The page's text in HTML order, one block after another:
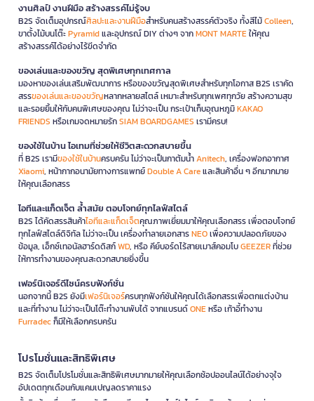
งานศิลป์ งานฝีมือ สร้างสรรค์ไม่รู้จบ
B2S จัดเต็มอุปกรณ์ศิลปะและงานฝีมือสำหรับคนสร้างสรรค์ตัวจริง ทั้งสีไม้Colleen,
ขาตั้งไม้บนโต๊ะPyramidและอุปกรณ์ DIY ต่างๆ จากMONT MARTEให้คุณ
สร้างสรรค์ได้อย่างไร้ขีดจำกัด
ของเล่นและของขวัญ สุดพิเศษทุกเทศกาล
มองหาของเล่นเสริมพัฒนาการ หรือของขวัญสุดพิเศษสำหรับทุกโอกาส B2S เราคัด
สรรของเล่นและของขวัญหลากหลายสไตล์ เหมาะสำหรับทุกเพศทุกวัย สร้างความสุข
และรอยยิ้มให้กับคนพิเศษของคุณ ไม่ว่าจะเป็น กระเป๋าเก็บอุณหภูมิKAKAO
FRIENDS หรือเกมจดหมายรักSIAM BOARDGAMES เรามีครบ!
ของใช้ในบ้าน ไอเทมที่ช่วยให้ชีวิตสะดวกสบายขึ้น
ที่ B2S เรามีของใช้ในบ้านครบครัน ไม่ว่าจะเป็นกาต้มน้ำAnitech, เครื่องฟอกอากาศ
Xiaomi, หน้ากากอนามัยทางการแพทย์Double A Careและสินค้าอื่น ๆ อีกมากมาย
ให้คุณเลือกสรร
ไอทีและแก็ดเจ็ต ล้ำสมัย ตอบโจทย์ทุกไลฟ์สไตล์
B2S ได้คัดสรรสินค้าไอทีและแก็ดเจ็ตคุณภาพเยี่ยมมาให้คุณเลือกสรร เพื่อตอบโจทย์
ทุกไลฟ์สไตล์ดิจิทัล ไม่ว่าจะเป็น เครื่องทำลายเอกสารNEOเพื่อความปลอดภัยของ
ข้อมูล, เอ็กซ์เทอนัลฮาร์ดดิสก์WD, หรือ คีย์บอร์ดไร้สายเมาส์คอมโบGEEZERที่ช่วย
ให้การทำงานของคุณสะดวกสบายยิ่งขึ้น
เฟอร์นิเจอร์ดีไซน์ครบฟังก์ชั่น
นอกจากนี้ B2S ยังมีเฟอร์นิเจอร์ครบทุกฟังก์ชันให้คุณได้เลือกสรรเพื่อตกแต่งบ้าน
และที่ทำงาน ไม่ว่าจะเป็นโต๊ะทำงานพับได้ จากแบรนด์ONEหรือ เก้าอี้ทำงาน
Furradecก็มีให้เลือกครบครัน
โปรโมชั่นและสิทธิพิเศษ
B2S จัดเต็มโปรโมชั่นและสิทธิพิเศษมากมายให้คุณเลือกช้อปออนไลน์ได้อย่างจุใจ
อัปเดตทุกเดือนกับแคมเปญลดราคาแรง